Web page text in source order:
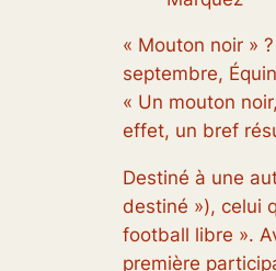
« Mouton noir »
septembre,
« Un mouton
effet, un bref
Destiné à une
destiné »), celui
football libre ».
première